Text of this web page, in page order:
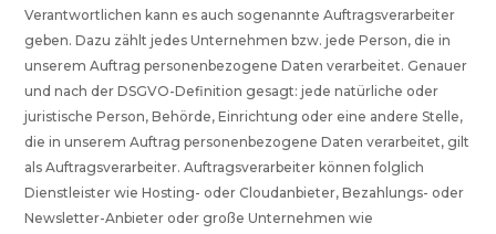
Verantwortlichen kann es auch sogenannte Auftragsverarbeiter
geben. Dazu zählt jedes Unternehmen bzw. jede Person, die in
unserem Auftrag personenbezogene Daten verarbeitet. Genauer
und nach der DSGVO-Definition gesagt: jede natürliche oder
juristische Person, Behörde, Einrichtung oder eine andere Stelle,
die in unserem Auftrag personenbezogene Daten verarbeitet, gilt
als Auftragsverarbeiter. Auftragsverarbeiter können folglich
Dienstleister wie Hosting- oder Cloudanbieter, Bezahlungs- oder
Newsletter-Anbieter oder große Unternehmen wie